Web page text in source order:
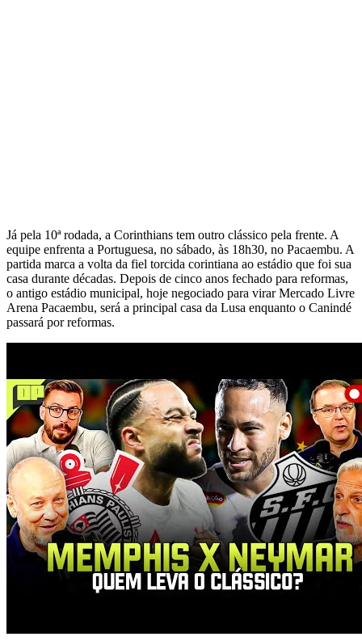
Já pela 10ª rodada, a Corinthians tem outro clássico pela frente. A
equipe enfrenta a Portuguesa, no sábado, às 18h30, no Pacaembu. A
partida marca a volta da fiel torcida corintiana ao estádio que foi sua
casa durante décadas. Depois de cinco anos fechado para reformas,
o antigo estádio municipal, hoje negociado para virar Mercado Livre
Arena Pacaembu, será a principal casa da Lusa enquanto o Canindé
passará por reformas.